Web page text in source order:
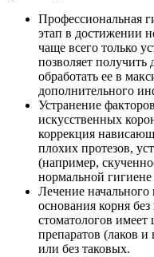
Профессиональная
этап в достижении
чаще всего только
позволяет получить
обработать ее в
дополнительного
Устранение
искусственных
коррекция
плохих протезов,
(например,
нормальной
Лечение начального
основания корня
стоматологов
препаратов (лаков и
или без таковых.